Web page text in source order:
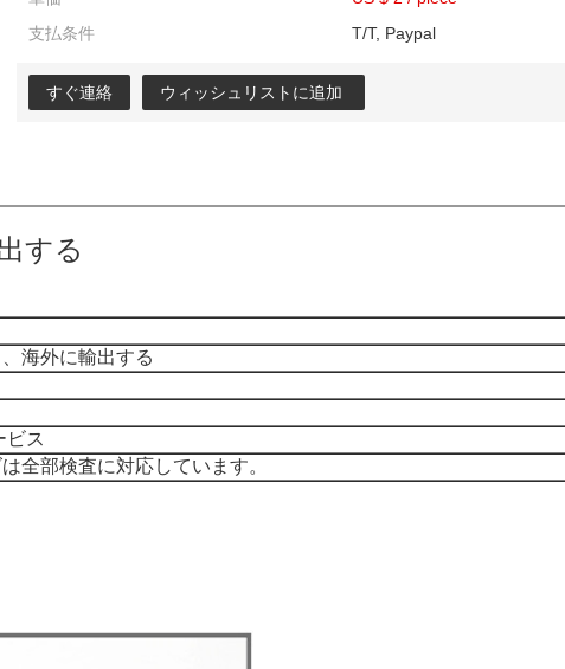
支払条件
T/T, Paypal
すぐ連絡 ウィッシュリストに追加
する
海外に輸出する
ビス
全部検査に対応しています。